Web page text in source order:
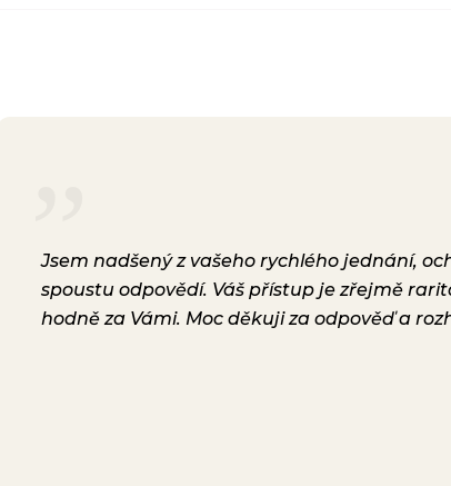
Jsem nadšený z vašeho rychlého jednání,
spoustu odpovědí. Váš přístup je zřejmě
hodně za Vámi. Moc děkuji za odpověď a